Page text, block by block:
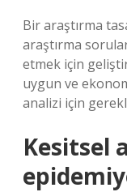
Bir araştırma
araştırma
etmek için
uygun ve
analizi için
Kesitsel